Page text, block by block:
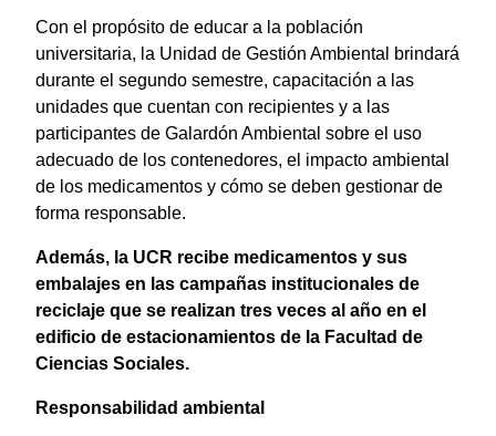
Con el propósito de educar a la población
universitaria, la Unidad de Gestión Ambiental brindará
durante el segundo semestre, capacitación a las
unidades que cuentan con recipientes y a las
participantes de Galardón Ambiental sobre el uso
adecuado de los contenedores, el impacto ambiental
de los medicamentos y cómo se deben gestionar de
forma responsable.
Además, la UCR recibe medicamentos y sus
embalajes en las campañas institucionales de
reciclaje que se realizan tres veces al año en el
edificio de estacionamientos de la Facultad de
Ciencias Sociales.
Responsabilidad ambiental